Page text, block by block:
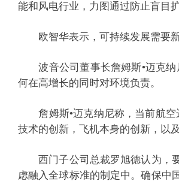
能和风电行业，力图通过防止盲目
欧智华表示，可持续发展需要新
波音公司董事长詹姆斯•迈克纳
何在高增长的同时对环境负责。
詹姆斯•迈克纳尼称，当前航空
技术的创新，飞机本身的创新，以
西门子公司总裁罗旭德认为，要
虑融入全球标准的制定中。确保中